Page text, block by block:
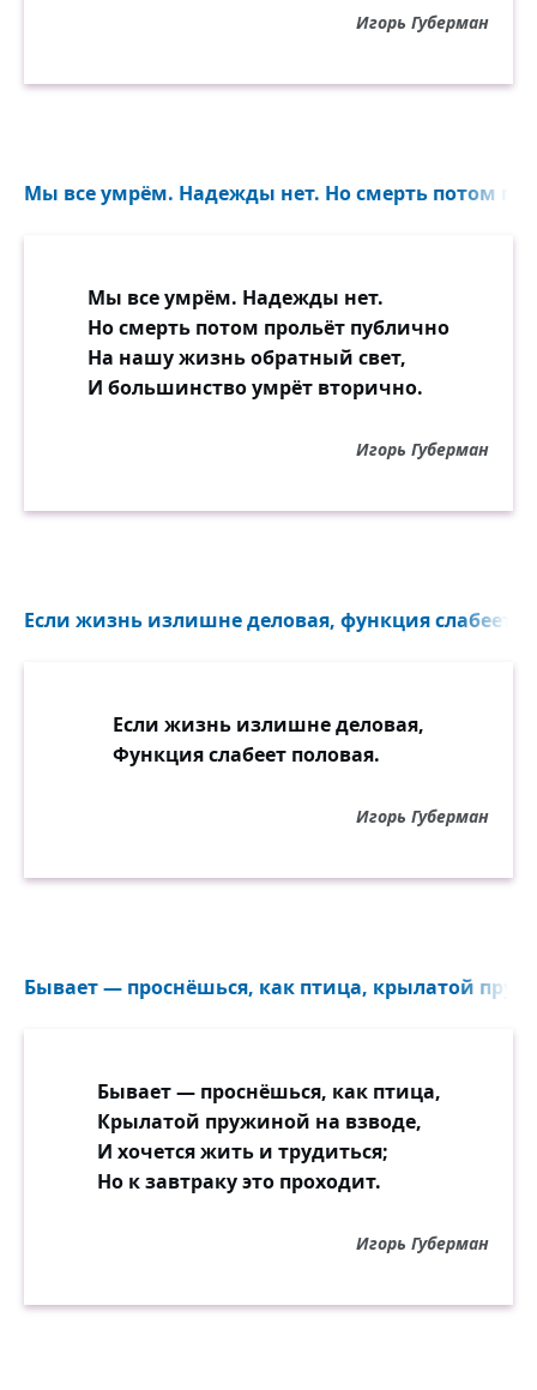
Игорь Губерман
Мы все умрём. Надежды нет. Но смерть потом
Мы все умрём. Надежды нет.
Но смерть потом прольёт публично
На нашу жизнь обратный свет,
И большинство умрёт вторично.
Игорь Губерман
Если жизнь излишне деловая, функция слабеет
Если жизнь излишне деловая,
Функция слабеет половая.
Игорь Губерман
Бывает — проснёшься, как птица, крылатой
Бывает — проснёшься, как птица,
Крылатой пружиной на взводе,
И хочется жить и трудиться;
Но к завтраку это проходит.
Игорь Губерман